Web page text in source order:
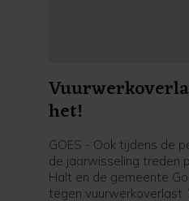
het!
GOES - Ook tijdens de
de jaarwisseling treden
Halt en de gemeente
tegen vuurwerkoverlast.